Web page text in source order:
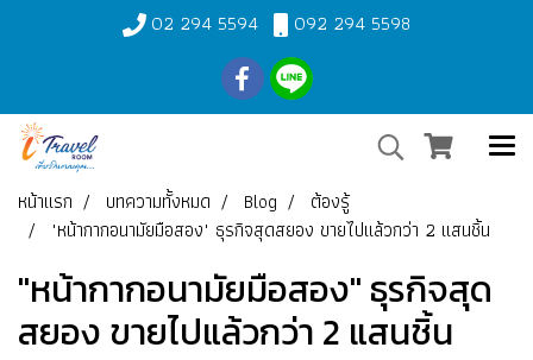
02 294 5594 092 294 5598
หน้าแรก บทความทั้งหมด Blog
ต้องรู้
"หน้ากากอนามัยมือสอง" ธุรกิจสุดสยอง ขายไปแล้วกว่า 2 แสนชิ้น
"หน้ากากอนามัยมือสอง" ธุรกิจสุด
สยอง ขายไปแล้วกว่า 2 แสนชิ้น